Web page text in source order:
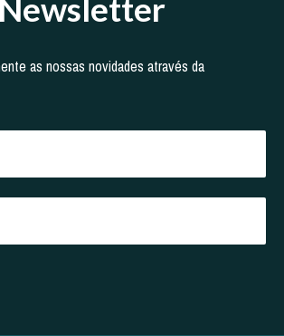
Newsletter
as nossas novidades através da